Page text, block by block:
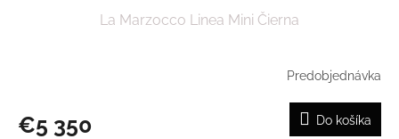
La Marzocco Linea Mini Čierna
Predobjednávka
€5 350 Do košíka